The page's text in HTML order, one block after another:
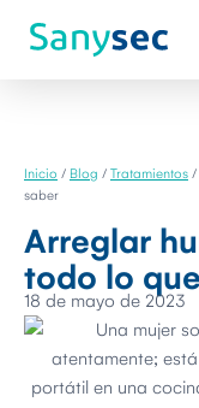
Inicio / Blog / Tratamientos /
saber
Arreglar
todo lo
18 de mayo de 2023